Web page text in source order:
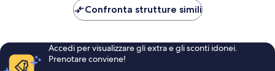
102 €
Confronta strutture simili
Accedi per visualizzare gli extra e gli sconti idonei.
Prenotare conviene!